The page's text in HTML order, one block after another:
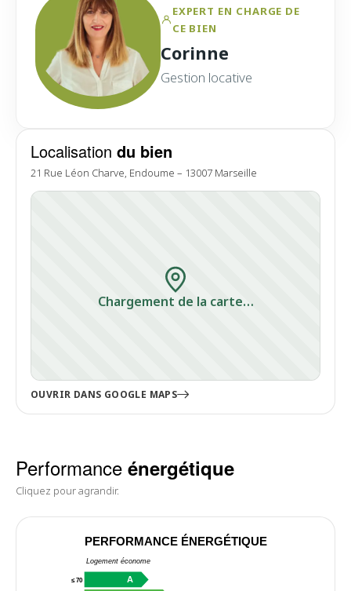
Localisation du bien
21 Rue Léon Charve, Endoume – 13007 Marseille
Chargement de la carte…
OUVRIR DANS GOOGLE MAPS
EXPERT EN CHARGE DE
CE BIEN
Corinne
Gestion locative
Performance énergétique
Cliquez pour agrandir.
PERFORMANCE ÉNERGÉTIQUE
Logement économe
≤ 70 A